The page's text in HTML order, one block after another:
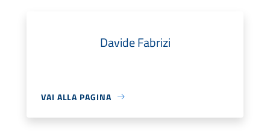
Davide Fabrizi
VAI ALLA PAGINA